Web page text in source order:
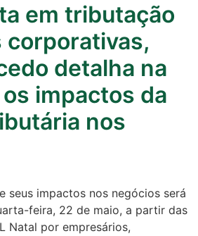
em tributação
corporativas,
detalha na
impactos da
nos
seus impactos nos negócios será
feira, 22 de maio, a partir das
Natal por empresários,